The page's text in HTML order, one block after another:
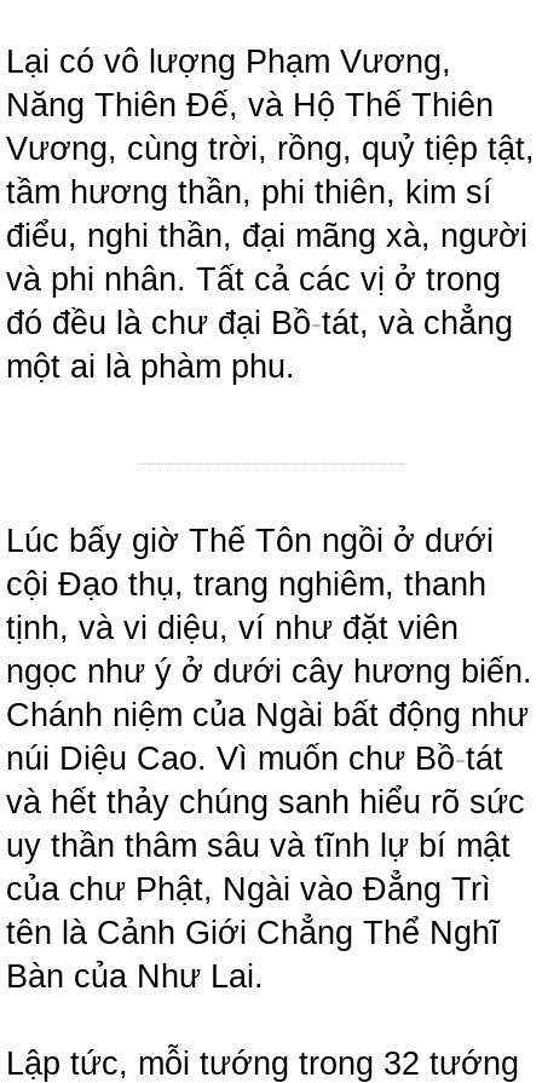
Lại có vô lượng Phạm Vương,
Năng Thiên Đế, và Hộ Thế Thiên
Vương, cùng trời, rồng, quỷ tiệp tật,
tầm hương thần, phi thiên, kim sí
điểu, nghi thần, đại mãng xà, người
và phi nhân. Tất cả các vị ở trong
đó đều là chư đại Bồ-tát, và chẳng
một ai là phàm phu.
Lúc bấy giờ Thế Tôn ngồi ở dưới
cội Đạo thụ, trang nghiêm, thanh
tịnh, và vi diệu, ví như đặt viên
ngọc như ý ở dưới cây hương biến.
Chánh niệm của Ngài bất động như
núi Diệu Cao. Vì muốn chư Bồ-tát
và hết thảy chúng sanh hiểu rõ sức
uy thần thâm sâu và tĩnh lự bí mật
của chư Phật, Ngài vào Đẳng Trì
tên là Cảnh Giới Chẳng Thể Nghĩ
Bàn của Như Lai.
Lập tức, mỗi tướng trong 32 tướng